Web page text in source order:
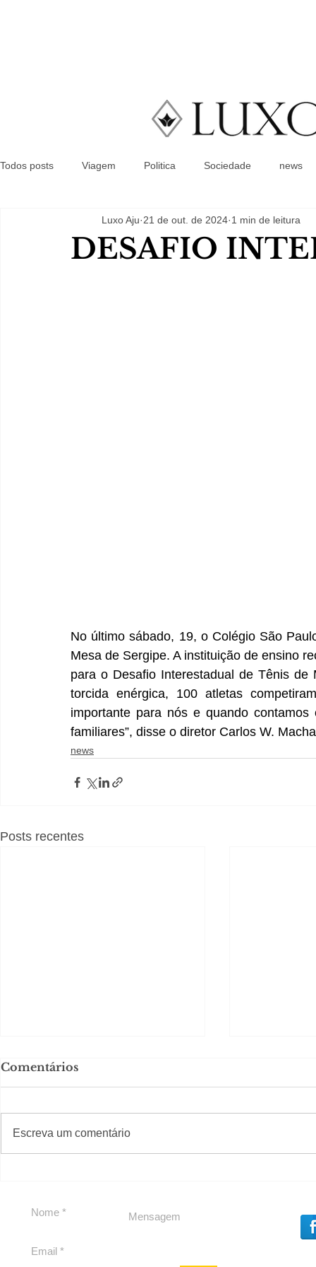
Todos posts Viagem Politica Sociedade news
DESAFIO
Luxo Aju 21 de out. de 2024 1 min de leitura
No último sábado, 19, o Colégio São
Mesa de Sergipe. A instituição de ensino
para o Desafio Interestadual de Tênis
torcida enérgica, 100 atletas
importante para nós e quando
familiares”, disse o diretor Carlos W.
news
Posts recentes
para São Paulo
Comentários
Escreva um comentário
#Sugestões